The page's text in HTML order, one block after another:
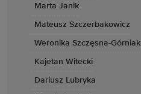
Marta Janik
Mateusz Szczerbakowicz
Weronika Szczęsna-Górniak
Kajetan Witecki
Dariusz Lubryka